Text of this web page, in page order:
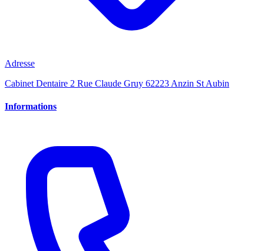
Adresse
Cabinet Dentaire 2 Rue Claude Gruy 62223 Anzin St Aubin
Informations